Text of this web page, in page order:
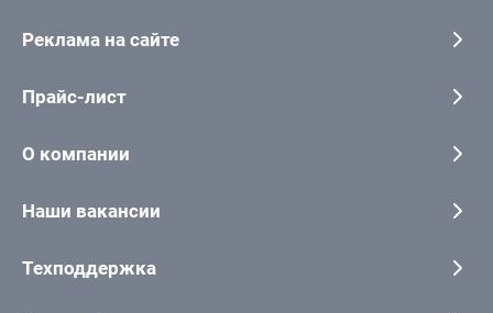
Реклама на сайте
Прайс-лист
О компании
Наши вакансии
Техподдержка